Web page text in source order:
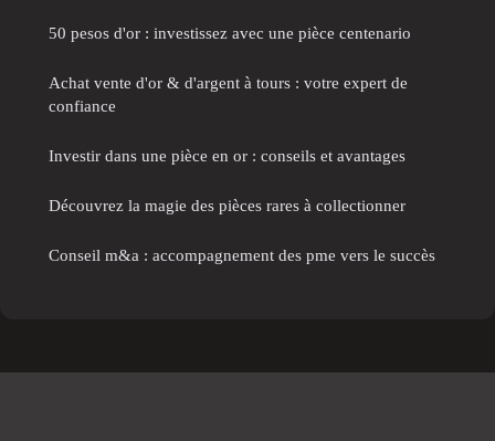
50 pesos d'or : investissez avec une pièce centenario
Achat vente d'or & d'argent à tours : votre expert de
confiance
Investir dans une pièce en or : conseils et avantages
Découvrez la magie des pièces rares à collectionner
Conseil m&a : accompagnement des pme vers le succès